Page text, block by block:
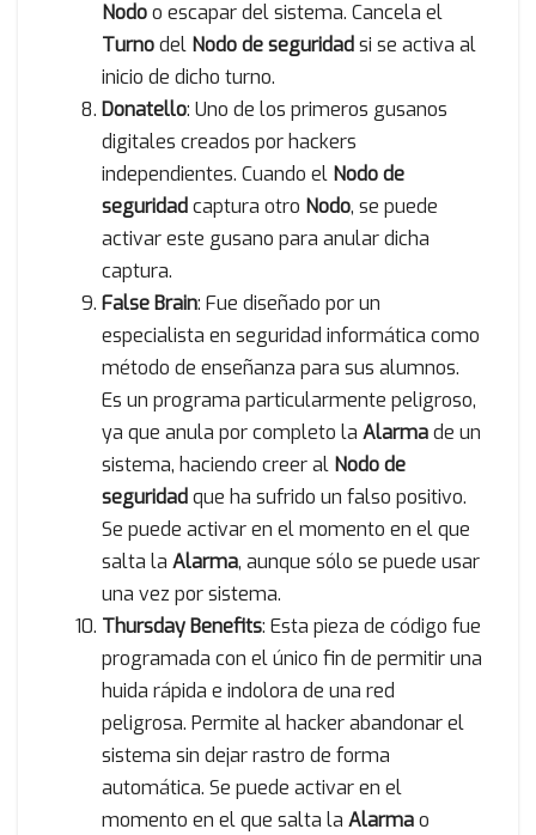
Nodoo escapar del sistema. Cancela el
Turnodel Nodo de seguridad si se activa al
inicio de dicho turno.
Donatello: Uno de los primeros gusanos
digitales creados por hackers
independientes. Cuando el Nodo de
seguridad captura otro Nodo, se puede
activar este gusano para anular dicha
captura.
False Brain: Fue diseñado por un
especialista en seguridad informática como
método de enseñanza para sus alumnos.
Es un programa particularmente peligroso,
ya que anula por completo la Alarmade un
sistema, haciendo creer al Nodo de
seguridad que ha sufrido un falso positivo.
Se puede activar en el momento en el que
salta la Alarma, aunque sólo se puede usar
una vez por sistema.
Thursday Benefits: Esta pieza de código fue
programada con el único fin de permitir una
huida rápida e indolora de una red
peligrosa. Permite al hacker abandonar el
sistema sin dejar rastro de forma
automática. Se puede activar en el
momento en el que salta la Alarmao